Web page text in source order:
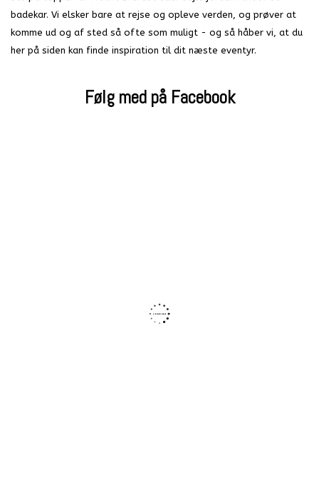
badekar. Vi elsker bare at rejse og opleve verden, og prøver at
komme ud og af sted så ofte som muligt - og så håber vi, at du
her på siden kan finde inspiration til dit næste eventyr.
Følg med på Facebook